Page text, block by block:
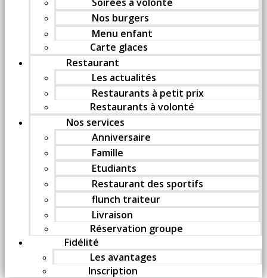
Nos burgers
Menu enfant
Carte glaces
Restaurant
Les actualités
Restaurants à petit prix
Restaurants à volonté
Nos services
Anniversaire
Famille
Etudiants
Restaurant des sportifs
flunch traiteur
Livraison
Réservation groupe
Fidélité
Les avantages
Inscription